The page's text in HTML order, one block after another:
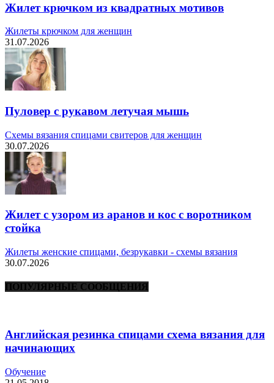
Жилет крючком из квадратных мотивов
Жилеты крючком для женщин
31.07.2026
Пуловер с рукавом летучая мышь
Схемы вязания спицами свитеров для женщин
30.07.2026
Жилет с узором из аранов и кос с воротником
стойка
Жилеты женские спицами, безрукавки - схемы вязания
30.07.2026
ПОПУЛЯРНЫЕ СООБЩЕНИЯ
Английская резинка спицами схема вязания для
начинающих
Обучение